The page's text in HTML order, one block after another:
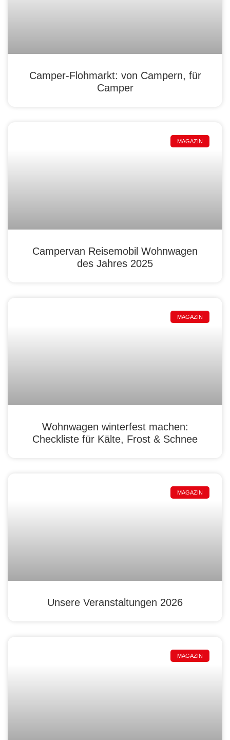
Camper-Flohmarkt: von Campern, für
Camper
MAGAZIN
Campervan Reisemobil Wohnwagen
des Jahres 2025
MAGAZIN
Wohnwagen winterfest machen:
Checkliste für Kälte, Frost & Schnee
MAGAZIN
Unsere Veranstaltungen 2026
MAGAZIN